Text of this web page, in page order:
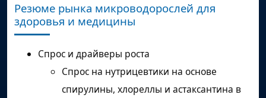
Резюме рынка микроводорослей для
здоровья и медицины
Спрос и драйверы роста
Спрос на нутрицевтики на основе
спирулины, хлореллы и астаксантина в